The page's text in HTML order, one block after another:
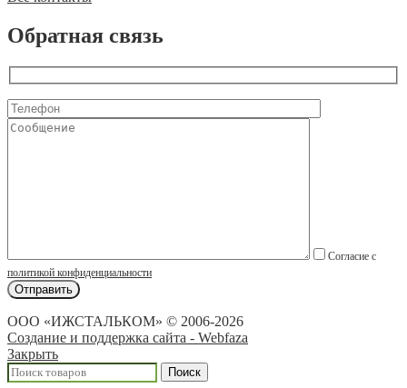
Обратная связь
Согласие с
политикой конфиденциальности
ООО «ИЖСТАЛЬКОМ» © 2006-2026
Создание и поддержка сайта - Webfaza
Закрыть
Поиск